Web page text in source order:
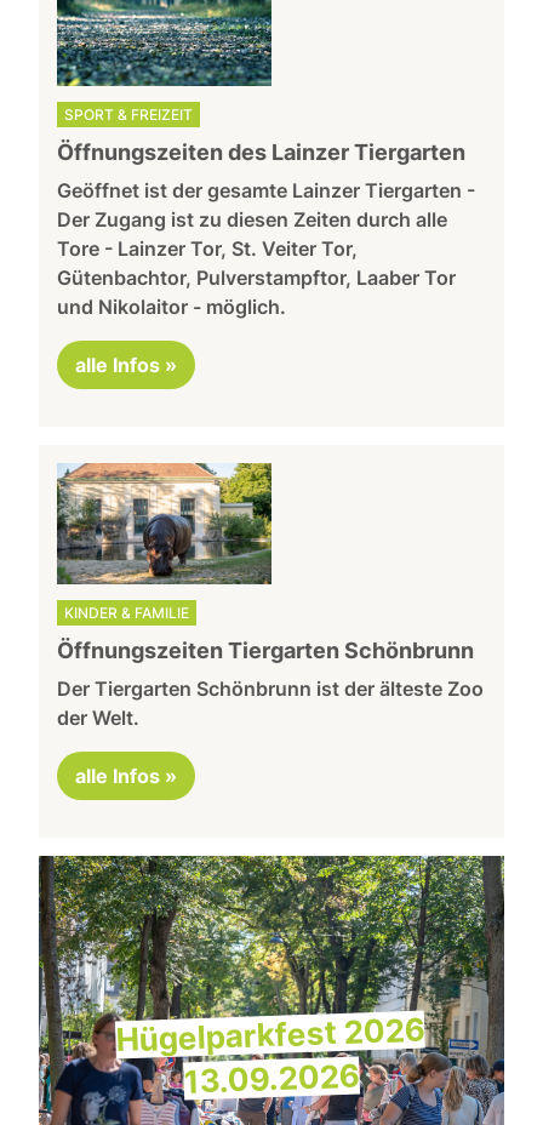
SPORT & FREIZEIT
Öffnungszeiten des Lainzer Tiergarten
Geöffnet ist der gesamte Lainzer Tiergarten -
Der Zugang ist zu diesen Zeiten durch alle
Tore - Lainzer Tor, St. Veiter Tor,
Gütenbachtor, Pulverstampftor, Laaber Tor
und Nikolaitor - möglich.
alle Infos »
KINDER & FAMILIE
Öffnungszeiten Tiergarten Schönbrunn
Der Tiergarten Schönbrunn ist der älteste Zoo
der Welt.
alle Infos »
Hügelparkfest 2026
13.09.2026